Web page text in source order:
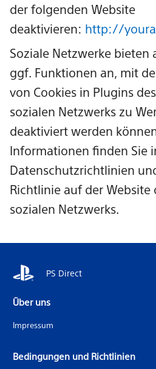
der folgenden Website
deaktivieren: http://
Soziale Netzwerke bieten
ggf. Funktionen an, mit
von Cookies in Plugins
sozialen Netzwerks zu
deaktiviert werden
Informationen finden Sie
Datenschutzrichtlinien
Richtlinie auf der Website
sozialen Netzwerks.
PS Direct
Über uns
Impressum
Bedingungen und Richtlinien